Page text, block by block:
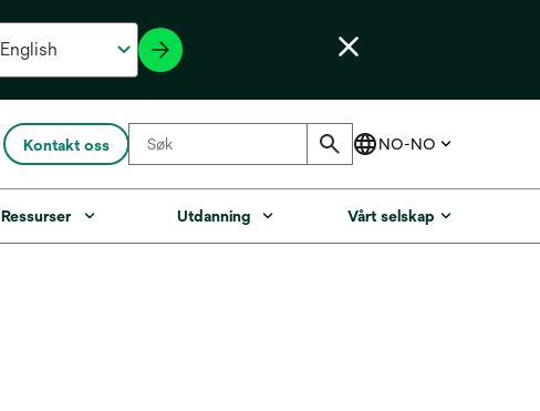
Kontakt oss
Ressurser Utdanning Vårt selskap